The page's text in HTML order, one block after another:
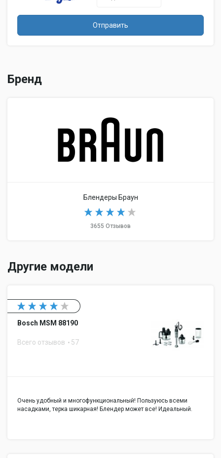
Отправить
Бренд
Блендеры Браун
3655 Отзывов
Другие модели
Bosch MSM 88190
Всего отзывов 57
Очень удобный и многофункциональный! Пользуюсь всеми
насадками, терка шикарная! Блендер может все! Идеальный.